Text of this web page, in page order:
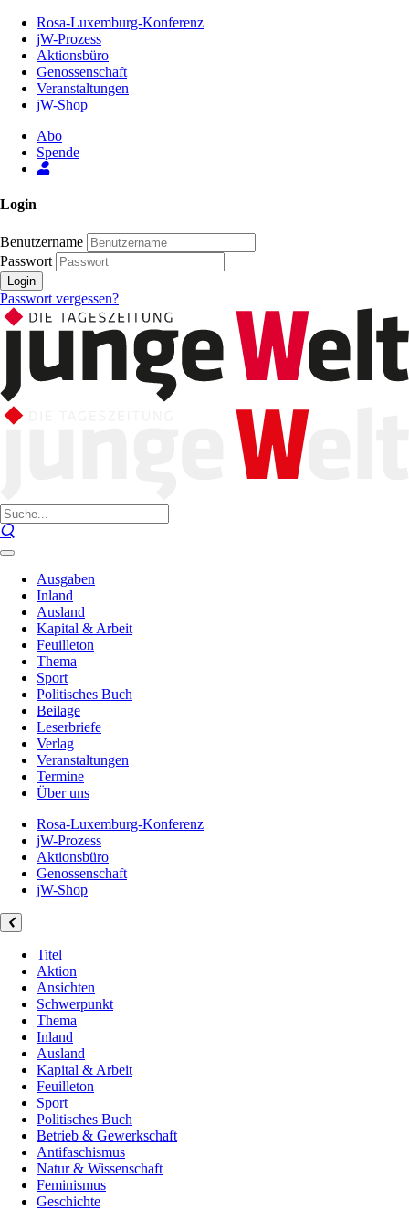
Inhalt
Seite
Rosa-Luxemburg-Konferenz
jW-Prozess
Aktionsbüro
Genossenschaft
Veranstaltungen
jW-Shop
Abo
Spende
Login
Benutzername
Passwort
Login
Passwort vergessen?
Ausgaben
Inland
Ausland
Kapital & Arbeit
Feuilleton
Thema
Sport
Politisches Buch
Beilage
Leserbriefe
Verlag
Veranstaltungen
Termine
Über uns
Rosa-Luxemburg-Konferenz
jW-Prozess
Aktionsbüro
Genossenschaft
jW-Shop
Titel
Aktion
Ansichten
Schwerpunkt
Thema
Inland
Ausland
Kapital & Arbeit
Feuilleton
Sport
Politisches Buch
Betrieb & Gewerkschaft
Antifaschismus
Natur & Wissenschaft
Feminismus
Geschichte